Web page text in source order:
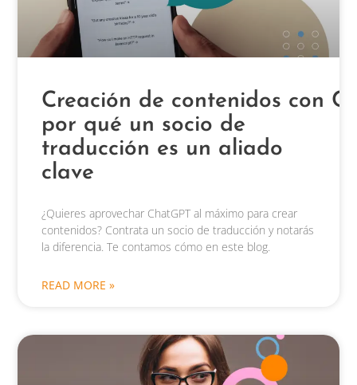
Creación de contenidos con
por qué un socio de
traducción es un aliado
clave
¿Quieres aprovechar ChatGPT al máximo para crear
contenidos? Contrata un socio de traducción y notarás
la diferencia. Te contamos cómo en este blog.
READ MORE »